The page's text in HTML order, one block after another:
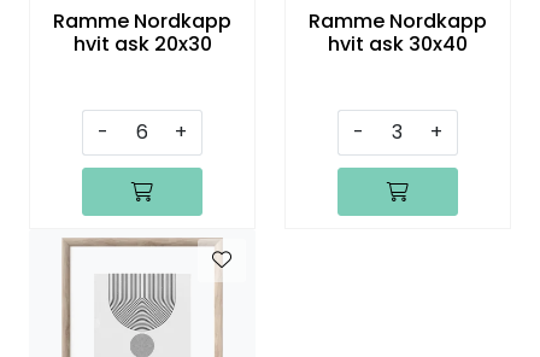
Ramme Nordkapp
hvit ask 20x30
- +
Ramme Nordkapp
hvit ask 30x40
- +